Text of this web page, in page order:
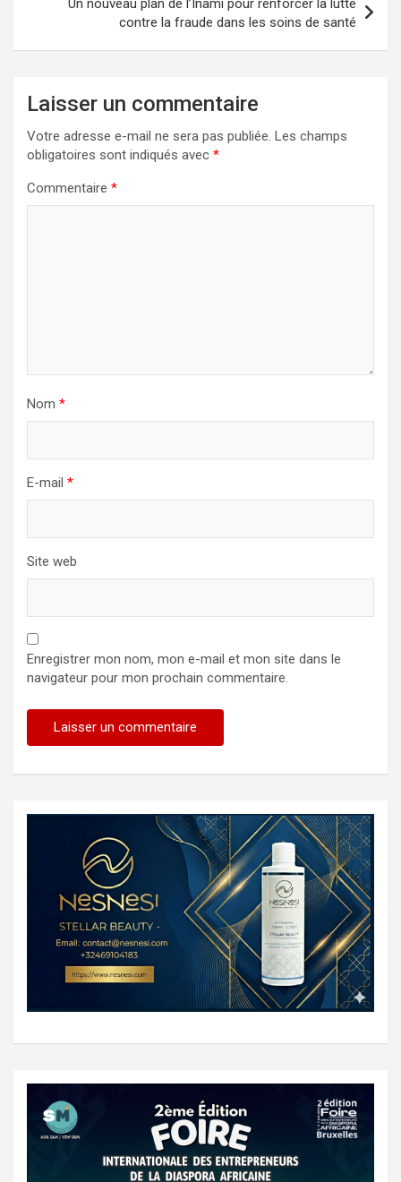
Un nouveau plan de l’Inami pour renforcer la lutte
contre la fraude dans les soins de santé
Laisser un commentaire
Votre adresse e-mail ne sera pas publiée. Les champs
obligatoires sont indiqués avec *
Commentaire *
Nom *
E-mail *
Site web
Enregistrer mon nom, mon e-mail et mon site dans le
navigateur pour mon prochain commentaire.